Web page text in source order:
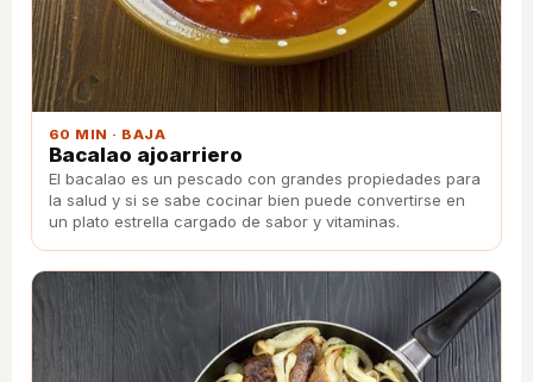
60 MIN · BAJA
Bacalao ajoarriero
El bacalao es un pescado con grandes propiedades para
la salud y si se sabe cocinar bien puede convertirse en
un plato estrella cargado de sabor y vitaminas.